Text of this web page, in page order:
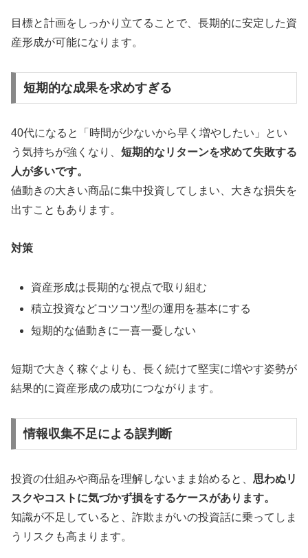
目標と計画をしっかり立てることで、長期的に安定した資
産形成が可能になります。
短期的な成果を求めすぎる
40代になると「時間が少ないから早く増やしたい」とい
う気持ちが強くなり、 短期的なリターンを求めて失敗する
人が多いです。
値動きの大きい商品に集中投資してしまい、大きな損失を
出すこともあります。
対策
資産形成は長期的な視点で取り組む
積立投資などコツコツ型の運用を基本にする
短期的な値動きに一喜一憂しない
短期で大きく稼ぐよりも、長く続けて堅実に増やす姿勢が
結果的に資産形成の成功につながります。
情報収集不足による誤判断
投資の仕組みや商品を理解しないまま始めると、 思わぬリ
スクやコストに気づかず損をするケースがあります。
知識が不足していると、詐欺まがいの投資話に乗ってしま
うリスクも高まります。